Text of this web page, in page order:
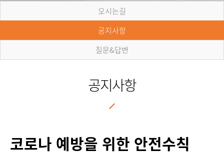
오시는길
공지사항
질문&답변
공지사항
코로나 예방을 위한 안전수칙